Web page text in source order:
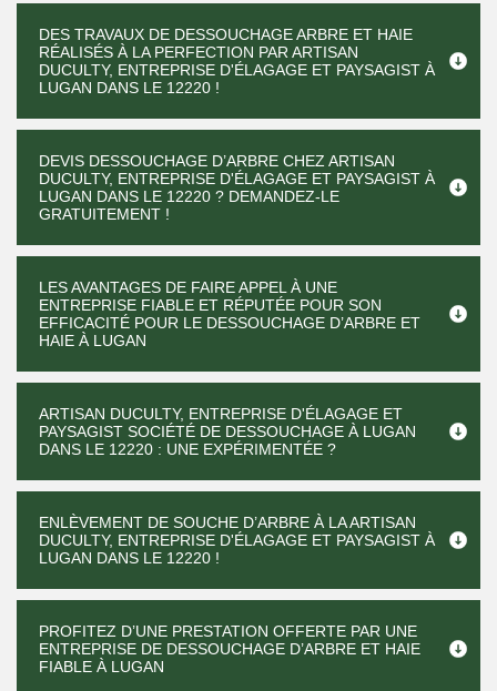
DES TRAVAUX DE DESSOUCHAGE ARBRE ET HAIE
RÉALISÉS À LA PERFECTION PAR ARTISAN
DUCULTY, ENTREPRISE D'ÉLAGAGE ET PAYSAGIST À
LUGAN DANS LE 12220 !
DEVIS DESSOUCHAGE D’ARBRE CHEZ ARTISAN
DUCULTY, ENTREPRISE D'ÉLAGAGE ET PAYSAGIST À
LUGAN DANS LE 12220 ? DEMANDEZ-LE
GRATUITEMENT !
LES AVANTAGES DE FAIRE APPEL À UNE
ENTREPRISE FIABLE ET RÉPUTÉE POUR SON
EFFICACITÉ POUR LE DESSOUCHAGE D’ARBRE ET
HAIE À LUGAN
ARTISAN DUCULTY, ENTREPRISE D'ÉLAGAGE ET
PAYSAGIST SOCIÉTÉ DE DESSOUCHAGE À LUGAN
DANS LE 12220 : UNE EXPÉRIMENTÉE ?
ENLÈVEMENT DE SOUCHE D’ARBRE À LA ARTISAN
DUCULTY, ENTREPRISE D'ÉLAGAGE ET PAYSAGIST À
LUGAN DANS LE 12220 !
PROFITEZ D’UNE PRESTATION OFFERTE PAR UNE
ENTREPRISE DE DESSOUCHAGE D’ARBRE ET HAIE
FIABLE À LUGAN